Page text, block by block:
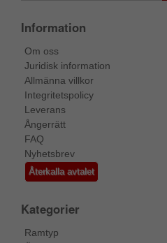
Information
Om oss
Juridisk information
Allmänna villkor
Integritetspolicy
Leverans
Ångerrätt
FAQ
Nyhetsbrev
Återkalla avtalet
Kategorier
Ramtyp